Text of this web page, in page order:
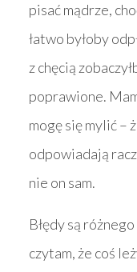
pisać mądrze,
łatwo byłoby
z chęcią
poprawione.
mogę się mylić –
odpowiadają
nie on sam.
Błędy są
czytam, że coś